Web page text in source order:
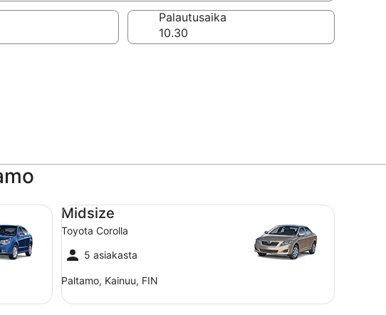
noutopaikka
Palautusaika
Midsize
Toyota Corolla
5 asiakasta
Paltamo, Kainuu, FIN
Midsize Toyota Corolla